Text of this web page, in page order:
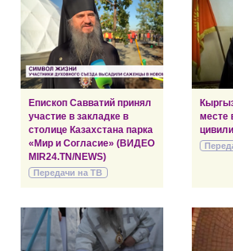
Епископ Савватий принял
участие в закладке в
столице Казахстана парка
«Мир и Согласие» (ВИДЕО
MIR24.TN/NEWS)
Передачи на ТВ
месте